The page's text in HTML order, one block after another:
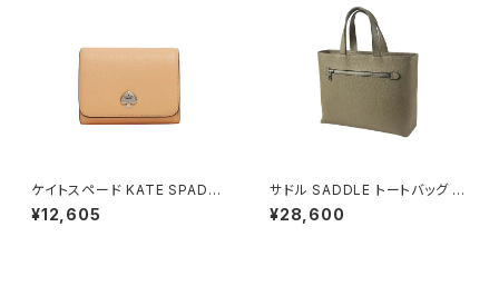
ケイトスペード KATE SPADE
ケイラ スモール Lジップ ウォレ
ット 二つ折り財布 kk056-801
¥12,605
サドル SADDLE トートバッグ ミ
ニトート 牛革 本革 日本製 姫路
産 自立 53447-5h メンズ レデ
¥28,600